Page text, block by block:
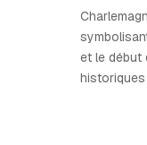
et le début
historiques